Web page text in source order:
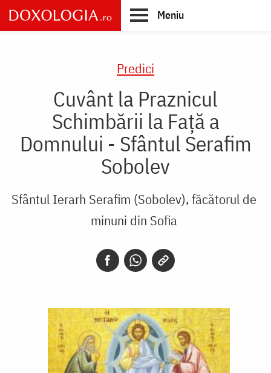
Skip
to
main
Meniu
Predici
Cuvânt la Praznicul
Schimbării la Faţă a
Domnului - Sfântul Serafim
Sobolev
Sfântul Ierarh Serafim (Sobolev), făcătorul de
minuni din Sofia